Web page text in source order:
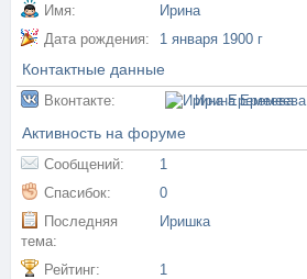
Имя:
Ирина
Дата рождения:
1 января 1900 г
Контактные данные
Вконтакте: Ирина Еремеева
Активность на форуме
Сообщений:
1
Спасибок:
0
Последняя
тема:
Иришка
Рейтинг: 1